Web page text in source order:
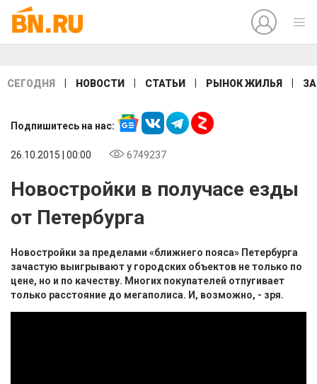
СЕГОДНЯ НОВОСТИ СТАТЬИ РЫНОК ЖИЛЬЯ
Подпишитесь на нас:
26.10.2015 | 00:00 6749237
Новостройки в получасе езды
от Петербурга
Новостройки за пределами «ближнего пояса» Петербурга
зачастую выигрывают у городских объектов не только по
цене, но и по качеству. Многих покупателей отпугивает
только расстояние до мегаполиса. И, возможно, - зря.